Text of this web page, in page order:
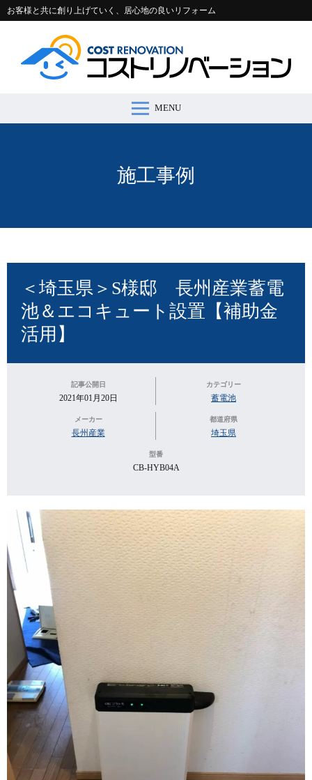
お客様と共に創り上げていく、居心地の良いリフォーム
MENU
施工事例
＜埼玉県＞S様邸 長州産業蓄電
池＆エコキュート設置【補助金
活用】
記事公開日
2021年01月20日
カテゴリー
蓄電池
メーカー
長州産業
都道府県
埼玉県
型番
CB-HYB04A